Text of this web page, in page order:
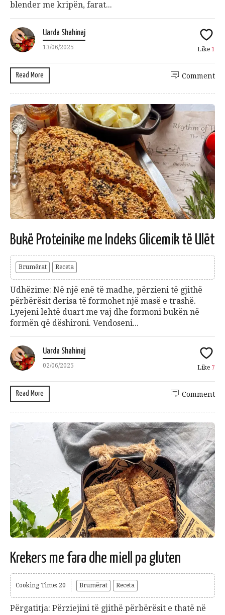
blender me kripën, farat...
Uarda Shahinaj
13/06/2025 Like 1
Read More Comment
Bukë Proteinike me Indeks Glicemik të Ulët
Brumërat Receta
Udhëzime: Në një enë të madhe, përzieni të gjithë
përbërësit derisa të formohet një masë e trashë.
Lyejeni lehtë duart me vaj dhe formoni bukën në
formën që dëshironi. Vendoseni...
Uarda Shahinaj
02/06/2025 Like 7
Read More Comment
Krekers me fara dhe miell pa gluten
Cooking Time: 20 Brumërat Receta
Përgatitja: Përziejini të gjithë përbërësit e thatë në